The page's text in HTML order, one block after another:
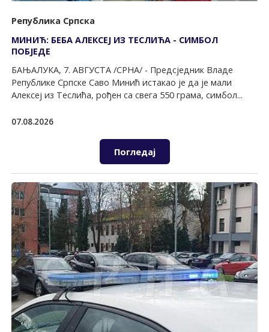
Република Српска
МИНИЋ: БЕБА АЛЕКСЕЈ ИЗ ТЕСЛИЋА - СИМБОЛ
ПОБЈЕДЕ
БАЊАЛУКА, 7. АВГУСТА /СРНА/ - Предсједник Владе
Републике Српске Саво Минић истакао је да је мали
Алексеј из Теслића, рођен са свега 550 грама, симбол...
07.08.2026
Погледај